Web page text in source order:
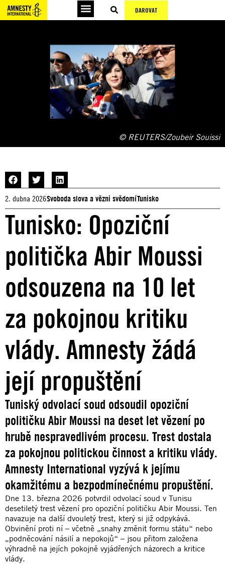
DAROVAT
© REUTERS/Zoubeir Souissi
2. dubna 2026Svoboda slova a vězni svědomíTunisko
Tunisko: Opoziční
politička Abir Moussi
odsouzena na 10 let
za pokojnou kritiku
vlády. Amnesty žádá
její propuštění
Tuniský odvolací soud odsoudil opoziční
političku Abir Moussi na deset let vězení po
hrubě nespravedlivém procesu. Trest dostala
za pokojnou politickou činnost a kritiku vlády.
Amnesty International vyzývá k jejímu
okamžitému a bezpodmínečnému propuštění.
Dne 13. března 2026 potvrdil odvolací soud v Tunisu
desetiletý trest vězení pro opoziční političku Abir Moussi. Ten
navazuje na další dvouletý trest, který si již odpykává.
Obvinění proti ní – včetně „snahy změnit formu státu“ nebo
„podněcování násilí a nepokojů“ – jsou přitom založena
výhradně na jejích pokojně vyjádřených názorech a kritice
vlády.